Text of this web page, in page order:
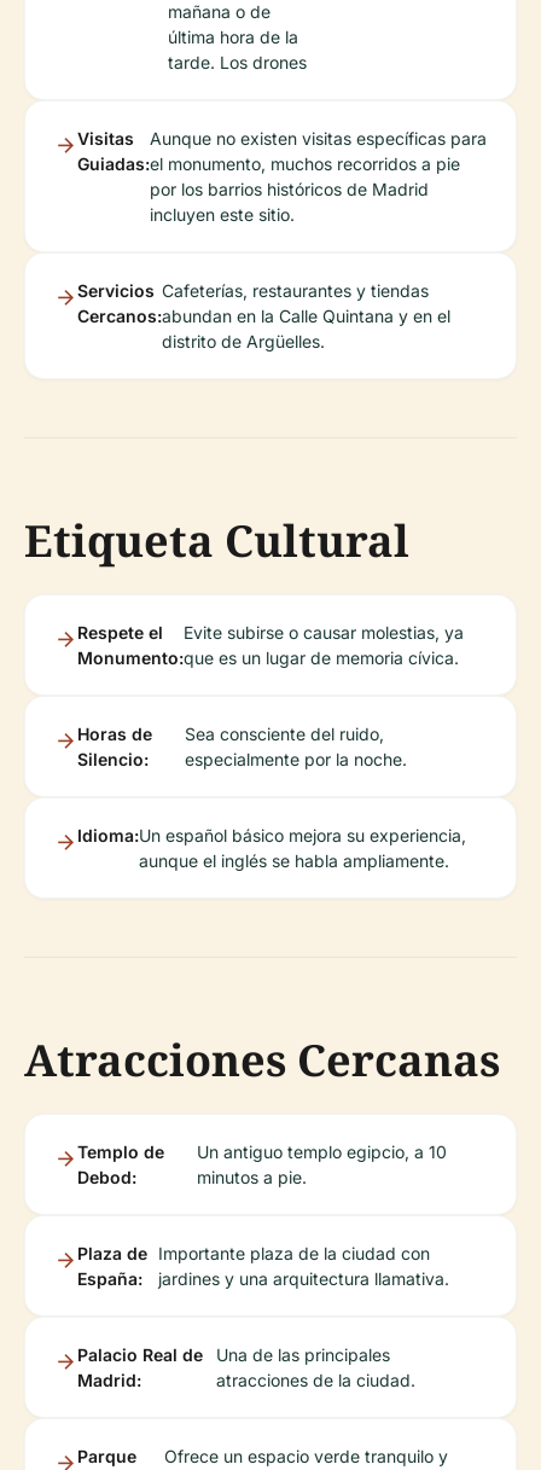
mañana o de
última hora de la
tarde. Los drones
Visitas
Guiadas:
Aunque no existen visitas específicas para
el monumento, muchos recorridos a pie
por los barrios históricos de Madrid
incluyen este sitio.
Servicios
Cercanos:
Cafeterías, restaurantes y tiendas
abundan en la Calle Quintana y en el
distrito de Argüelles.
Etiqueta Cultural
Respete el
Monumento:
Evite subirse o causar molestias, ya
que es un lugar de memoria cívica.
Horas de
Silencio:
Sea consciente del ruido,
especialmente por la noche.
Idioma:Un español básico mejora su experiencia,
aunque el inglés se habla ampliamente.
Atracciones Cercanas
Templo de
Debod:
Un antiguo templo egipcio, a 10
minutos a pie.
Plaza de
España:
Importante plaza de la ciudad con
jardines y una arquitectura llamativa.
Palacio Real de
Madrid:
Una de las principales
atracciones de la ciudad.
Parque
Ofrece un espacio verde tranquilo y